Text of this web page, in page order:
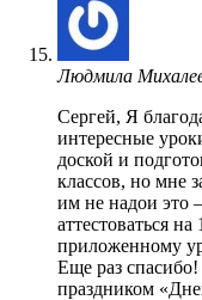
Людмила
Сергей, Я
интересные
доской и
классов, но мне
им не надои это
аттестоваться
приложенному
Еще раз
праздником